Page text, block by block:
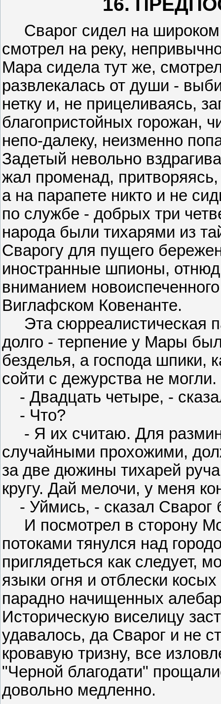
Сварог сидел на широком
смотрел на реку,
Мара сидела тут же,
развлекалась от души -
нетку и, не прицеливаясь,
благопристойных горожан,
непо-далеку, неизменно
Задетый невольно
жал променад,
а на парапете никто и не
по службе - добрых три
народа были тихарями из
Сварогу для пущего
иностранные шпионы,
вниманием
Виглафском Ковенанте.
Эта сюрреалистическая
долго - терпение у Мары
безделья, а господа шпики,
сойти с дежурства не могли.
- Двадцать четыре, -
- Что?
- Я их считаю. Для
случайными прохожими,
за две дюжины тихарей
кругу. Дай мелочи, у меня
- Уймись, - сказал Сварог
И посмотрел в сторону
потоками тянулся над
приглядеться как следует,
языки огня и отблески
парадно начищенных
Историческую виселицу
удавалось, да Сварог и не
кровавую тризну, все
"Черной благодати"
довольно медленно.